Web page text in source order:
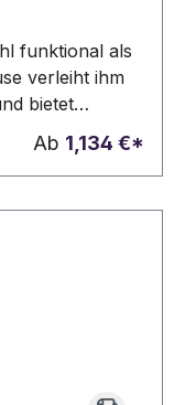
funktional als
verleiht ihm
bietet
einem
Ab 1,134 €*